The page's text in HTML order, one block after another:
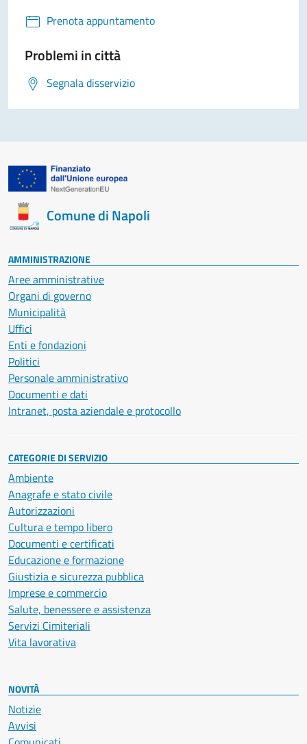
Prenota appuntamento
Problemi in città
Segnala disservizio
Comune di Napoli
AMMINISTRAZIONE
Aree amministrative
Organi di governo
Municipalità
Uffici
Enti e fondazioni
Politici
Personale amministrativo
Documenti e dati
Intranet, posta aziendale e protocollo
CATEGORIE DI SERVIZIO
Ambiente
Anagrafe e stato civile
Autorizzazioni
Cultura e tempo libero
Documenti e certificati
Educazione e formazione
Giustizia e sicurezza pubblica
Imprese e commercio
Salute, benessere e assistenza
Servizi Cimiteriali
Vita lavorativa
NOVITÀ
Notizie
Avvisi